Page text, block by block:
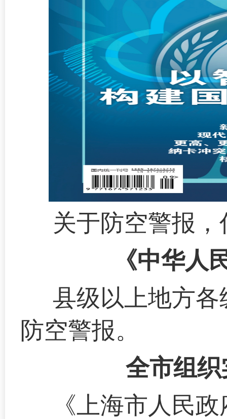
关于防空警报
《中华人
县级以上地方
防空警报。
全市组
《上海市人民